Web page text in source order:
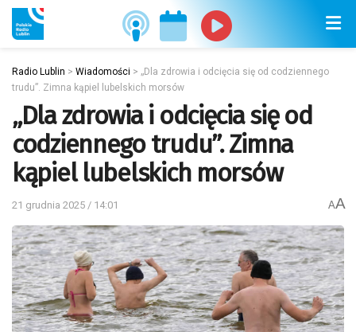
Radio Lublin > Wiadomości > „Dla zdrowia i odcięcia się od codziennego
trudu”. Zimna kąpiel lubelskich morsów
„Dla zdrowia i odcięcia się od
codziennego trudu”. Zimna
kąpiel lubelskich morsów
21 grudnia 2025 / 14:01 AA